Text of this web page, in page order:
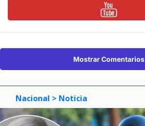
Mostrar Comentarios
Nacional > Noticia